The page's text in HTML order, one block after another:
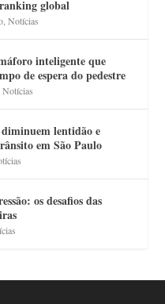
global
,Notícias
inteligente que
de espera do pedestre
,Notícias
lentidão e
em São Paulo
os desafios das